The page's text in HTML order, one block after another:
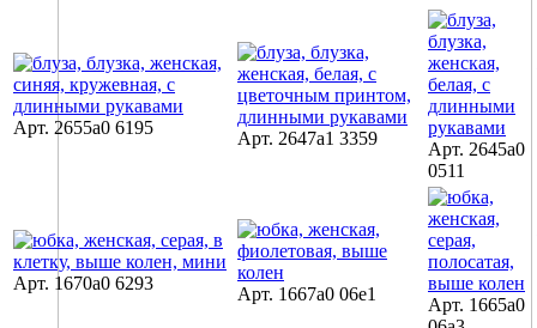
Арт. 2655a0 6195
Арт. 2647a1 3359
Арт. 2645a0
0511
Арт. 1670a0 6293
Арт. 1667a0 06e1
Арт. 1665a0